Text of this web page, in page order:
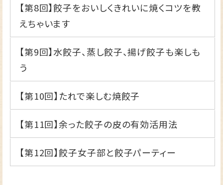
【第8回】餃子をおいしくきれいに焼くコツを教
えちゃいます
【第9回】水餃子、蒸し餃子、揚げ餃子も楽しも
う
【第10回】 たれで楽しむ焼餃子
【第11回】余った餃子の皮の有効活用法
【第12回】餃子女子部と餃子パーティー